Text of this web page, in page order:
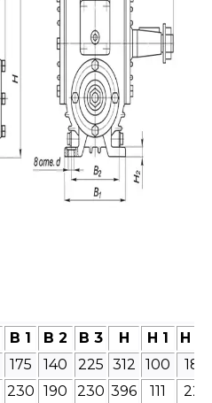
B 1 B 2 B 3 H H 1
H 2
175 140 225 312 100
18
230 190 230 396 111 22